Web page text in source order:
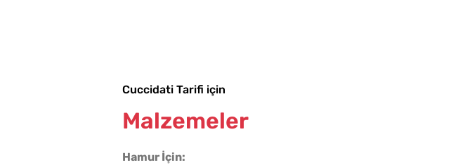
Cuccidati Tarifi için
Malzemeler
Hamur İçin: